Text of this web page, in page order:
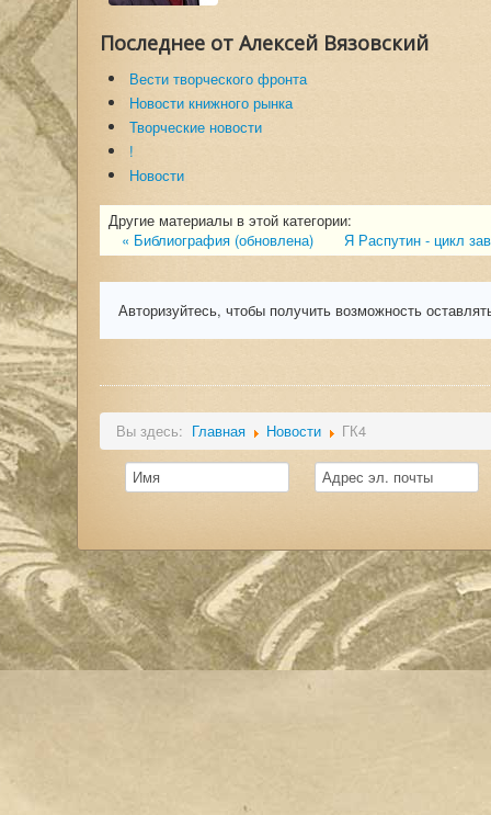
Последнее от Алексей Вязовский
Вести творческого фронта
Новости книжного рынка
Творческие новости
!
Новости
Другие материалы в этой категории:
« Библиография (обновлена)
Я Распутин - цикл
Авторизуйтесь, чтобы получить возможность
Вы здесь: Главная Новости ГК4